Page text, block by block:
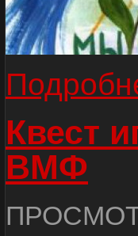
Квест
ВМФ